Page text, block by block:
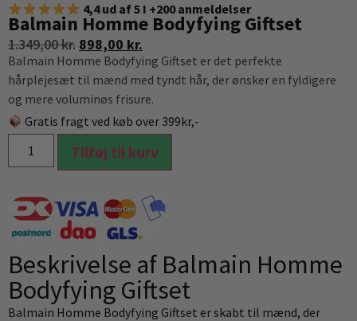
4,4 ud af 5 I +200 anmeldelser
Balmain Homme Bodyfying Giftset
1.349,00kr. 898,00 kr.
Balmain Homme Bodyfying Giftset er det perfekte
hårplejesæt til mænd med tyndt hår, der ønsker en fyldigere
og mere voluminøs frisure.
Gratis fragt ved køb over 399kr,-
Tilføj til kurv
Beskrivelse af Balmain Homme
Bodyfying Giftset
Balmain Homme Bodyfying Giftset er skabt til mænd, der